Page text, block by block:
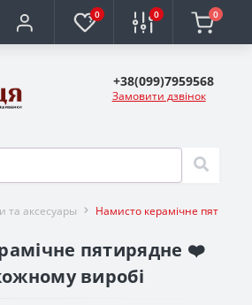
0 0 0
+38(099)7959568
Замовити дзвінок
та аксесуары Намисто керамічне
пятирядне ❤️
виробі